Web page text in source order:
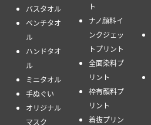
バスタオル
ベンチタオ
ル
ハンドタオ
ル
ミニタオル
手ぬぐい
オリジナル
マスク
ト
ナノ顔料イ
ンクジェッ
トプリント
全面染料プ
リント
枠有顔料プ
リント
着抜プリン